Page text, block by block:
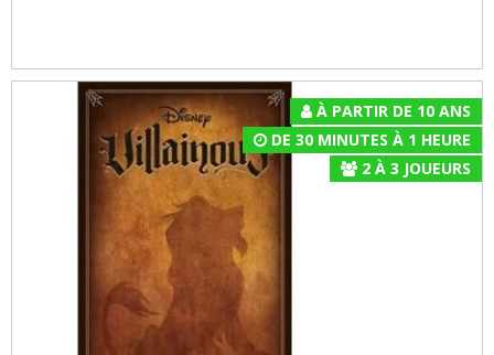
À PARTIR DE 10 ANS
DE 30 MINUTES À 1 HEURE
2À 3 JOUEURS